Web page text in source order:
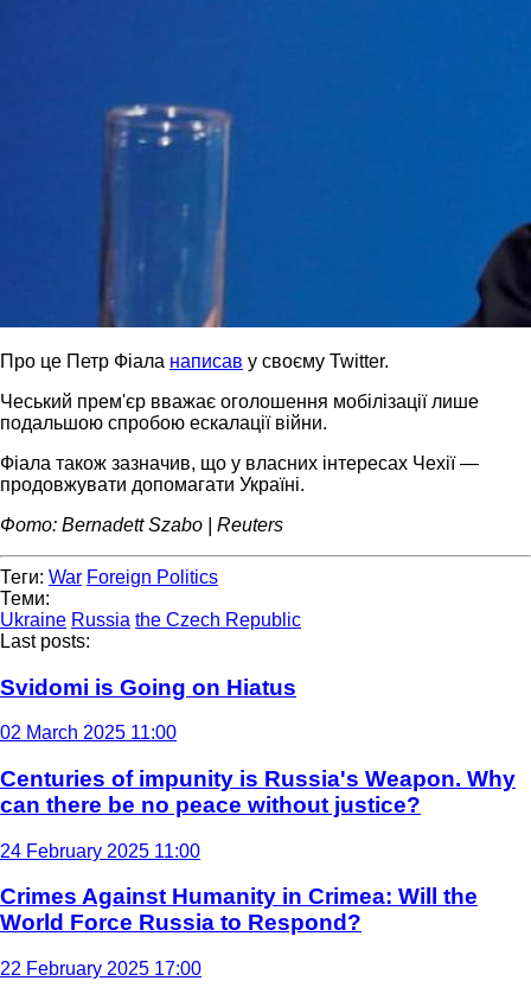
Про це Петр Фіала написав у своєму Twitter.
Чеський прем'єр вважає оголошення мобілізації лише
подальшою спробою ескалації війни.
Фіала також зазначив, що у власних інтересах Чехії —
продовжувати допомагати Україні.
Фото: Bernadett Szabo | Reuters
Теги: War Foreign Politics
Теми:
Ukraine Russia the Czech Republic
Last posts:
Svidomi is Going on Hiatus
02 March 2025 11:00
Centuries of impunity is Russia's Weapon. Why
can there be no peace without justice?
24 February 2025 11:00
Crimes Against Humanity in Crimea: Will the
World Force Russia to Respond?
22 February 2025 17:00